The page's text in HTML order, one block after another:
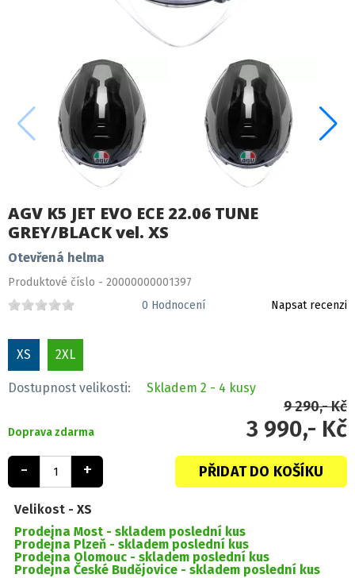
AGV K5 JET EVO ECE 22.06 TUNE
GREY/BLACK vel. XS
Otevřená helma
Produktové číslo - 20000000001397
0 Hodnocení Napsat recenzi
XS 2XL
Dostupnost velikosti: Skladem 2 - 4 kusy
Doprava zdarma
9 290,- Kč
3 990,- Kč
- + PŘIDAT DO KOŠÍKU
Velikost - XS
Prodejna Most - skladem poslední kus
Prodejna Plzeň - skladem poslední kus
Prodejna Olomouc - skladem poslední kus
Prodejna České Budějovice - skladem poslední kus